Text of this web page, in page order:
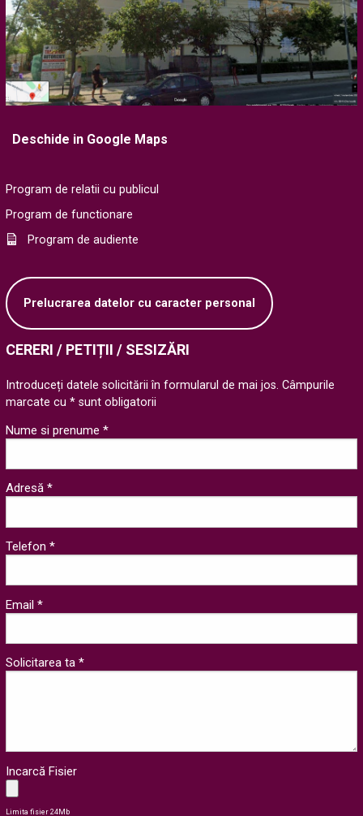
Deschide in Google Maps
Program de relatii cu publicul
Program de functionare
Program de audiente
Prelucrarea datelor cu caracter personal
CERERI / PETIȚII / SESIZĂRI
Introduceți datele solicitării în formularul de mai jos. Câmpurile
marcate cu * sunt obligatorii
Nume si prenume *
Adresă *
Telefon *
Email *
Solicitarea ta *
Incarcă Fisier
Limita fisier 24Mb